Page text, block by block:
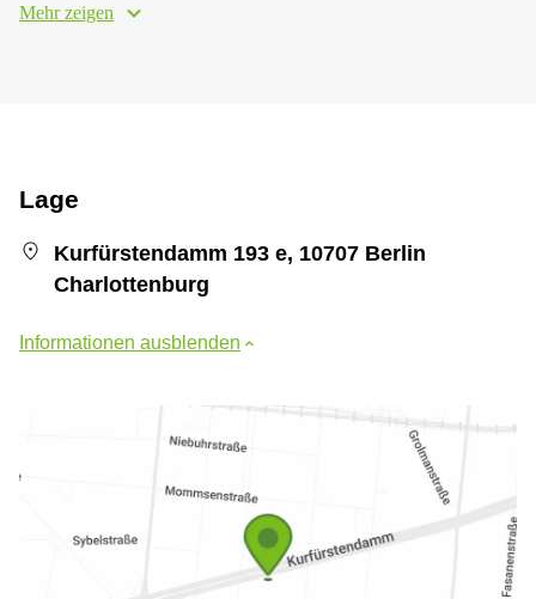
Mehr zeigen
Lage
Kurfürstendamm 193 e, 10707 Berlin
Charlottenburg
Informationen ausblenden